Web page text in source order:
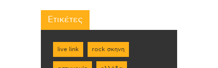
Ετικέτες
live link rock σκηνη